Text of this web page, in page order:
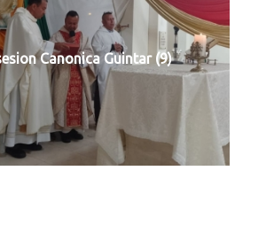
Canonica Guintar (9)